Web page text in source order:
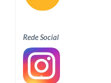
Rede Social